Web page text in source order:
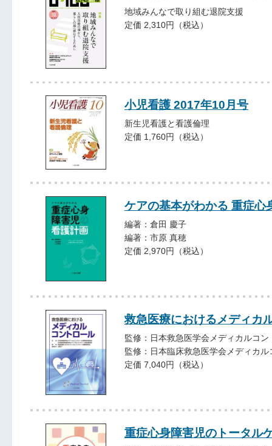
地域みんなで取り組む退院支援
定価 2,310円（税込）
小児看護 2017年10月号
新生児看護と看護倫理
定価 1,760円（税込）
ケアの基本がわかる 重症心
編著：倉田 慶子
編著：市原 真穂
定価 2,970円（税込）
救急医療におけるメディカ
監修：日本救急医学会メディカルコ
監修：日本臨床救急医学会メディカ
定価 7,040円（税込）
重症心身障害児のトータル